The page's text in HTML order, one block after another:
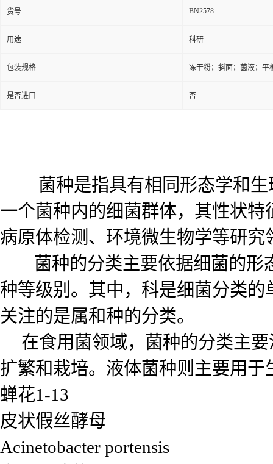
货号 BN2578
用途 科研
包装规格 冻干粉；斜面；菌液；平
是否进口 否
菌种是指具有相同形态学和生
一个菌种内的细菌群体，其性状
病原体检测、环境微生物学等研
菌种的分类主要依据细菌的形
种等级别。其中，科是细菌分类
关注的是属和种的分类。
在食用菌领域，菌种的分类主要
扩繁和栽培。液体菌种则主要用
蝉花1-13
皮状假丝酵母
Acinetobacter portensis